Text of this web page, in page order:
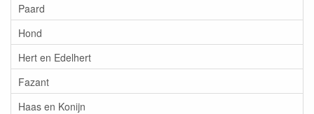
Paard
Hond
Hert en Edelhert
Fazant
Haas en Konijn